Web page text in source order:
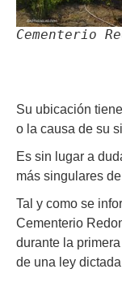
Cementerio
Su ubicación
o la causa de su
Es sin lugar a
más singulares
Tal y como se
Cementerio
durante la
de una ley